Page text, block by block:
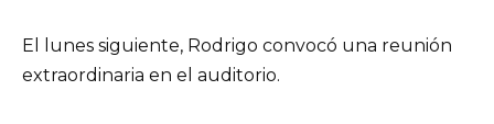
El lunes siguiente, Rodrigo convocó una reunión
extraordinaria en el auditorio.